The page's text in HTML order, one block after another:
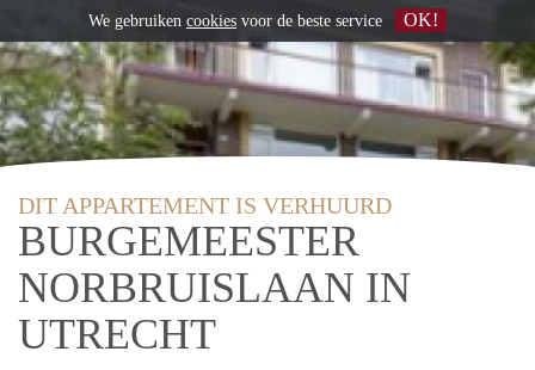
DIT APPARTEMENT IS VERHUURD
BURGEMEESTER
NORBRUISLAAN IN
UTRECHT
We gebruiken cookies voor de beste service OK!